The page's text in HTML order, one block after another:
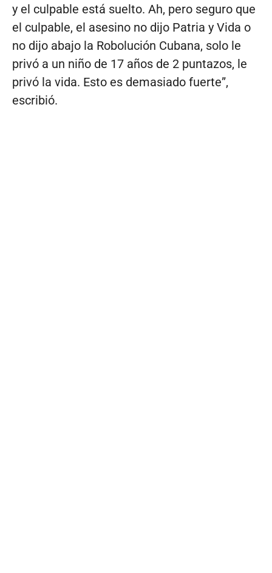
y el culpable está suelto. Ah, pero seguro que
el culpable, el asesino no dijo Patria y Vida o
no dijo abajo la Robolución Cubana, solo le
privó a un niño de 17 años de 2 puntazos, le
privó la vida. Esto es demasiado fuerte”,
escribió.